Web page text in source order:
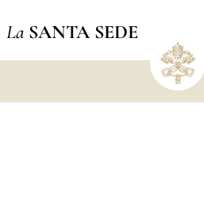
La SANTA SEDE